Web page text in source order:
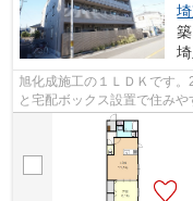
旭化成施工の１ＬＤＫです
と宅配ボックス設置で住み
階の非常に明るいお部屋です。